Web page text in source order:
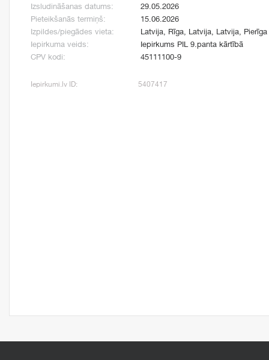
Izsludināšanas datums:
29.05.2026
Pieteikšanās termiņš:
15.06.2026
Izpildes/piegādes vieta:
Latvija, Rīga, Latvija, Latvija, Pierīga
Iepirkuma veids:
Iepirkums PIL 9.panta kārtībā
CPV kodi:
45111100-9
Iepirkumi.lv ID: 5407417